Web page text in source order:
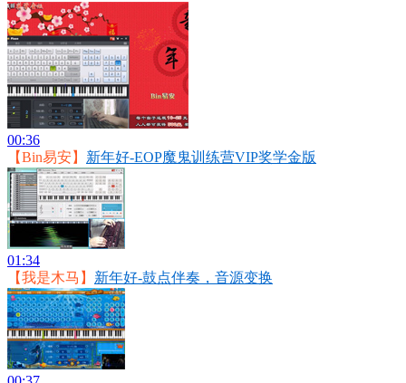
00:36
【Bin易安】 新年好-EOP魔鬼训练营VIP奖学金版
01:34
【我是木马】 新年好-鼓点伴奏，音源变换